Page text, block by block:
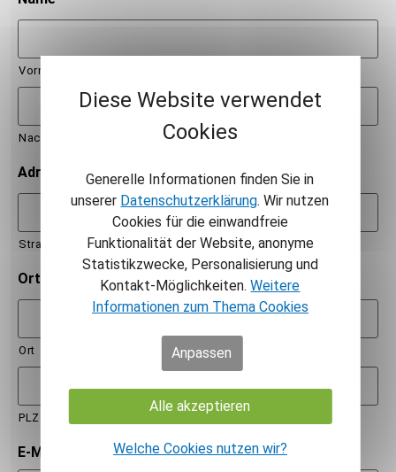
Vorname
Nachname
Adresse
Straße und Hausnummer
Ort & PLZ
Ort
PLZ
E-Mail
Diese Website verwendet
Cookies
Generelle Informationen finden Sie in
unserer Datenschutzerklärung. Wir nutzen
Cookies für die einwandfreie
Funktionalität der Website, anonyme
Statistikzwecke, Personalisierung und
Kontakt-Möglichkeiten.Weitere
Informationen zum Thema Cookies
Anpassen
Alle akzeptieren
Welche Cookies nutzen wir?